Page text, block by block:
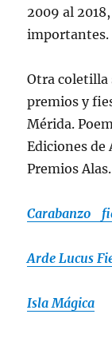
2009 al
importantes.
Otra coletilla
premios y
Mérida.
Ediciones
Premios
Carabanzo
Arde Lucus
Isla Mágica